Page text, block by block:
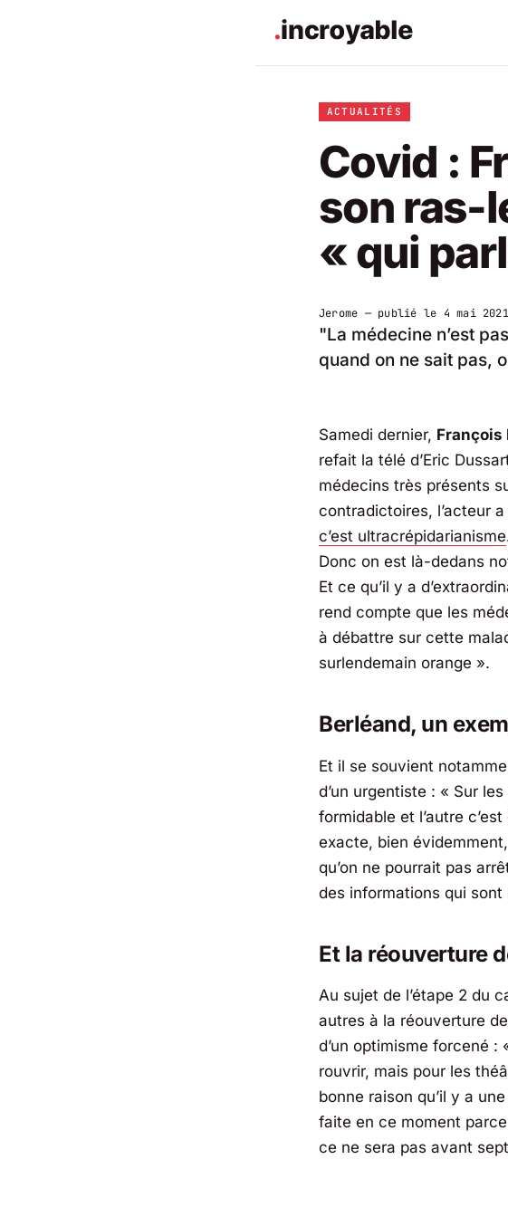
ACTUALITÉS
Covid :
son ras-
« qui
Jerome — publié le 4 mai
"La médecine n’est
quand on ne sait pas,
Samedi dernier, François
refait la télé d’Eric
médecins très présents
contradictoires, l’acteur
c’est ultracrépidarianisme
Donc on est là-dedans
Et ce qu’il y a
rend compte que les
à débattre sur cette
surlendemain orange ».
Berléand, un
Et il se souvient
d’un urgentiste : « Sur
formidable et l’autre
exacte, bien
qu’on ne pourrait pas
des informations qui sont
Et la réouverture
Au sujet de l’étape 2 du
autres à la réouverture
d’un optimisme forcené :
rouvrir, mais pour les
bonne raison qu’il y a
faite en ce moment
ce ne sera pas avant